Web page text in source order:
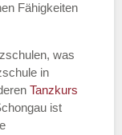
Fähigkeiten
was
in
Tanzkurs
ist